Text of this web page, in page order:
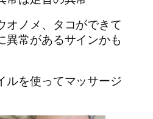
オノメ、タコができて
異常があるサインかも
ルを使ってマッサージ